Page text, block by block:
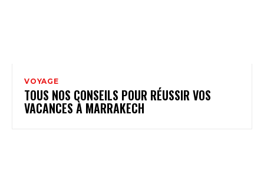
VOYAGE
TOUS NOS CONSEILS POUR RÉUSSIR VOS
VACANCES À MARRAKECH